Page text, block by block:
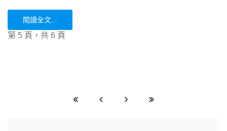
閱讀全文...
第 5 頁，共 6 頁